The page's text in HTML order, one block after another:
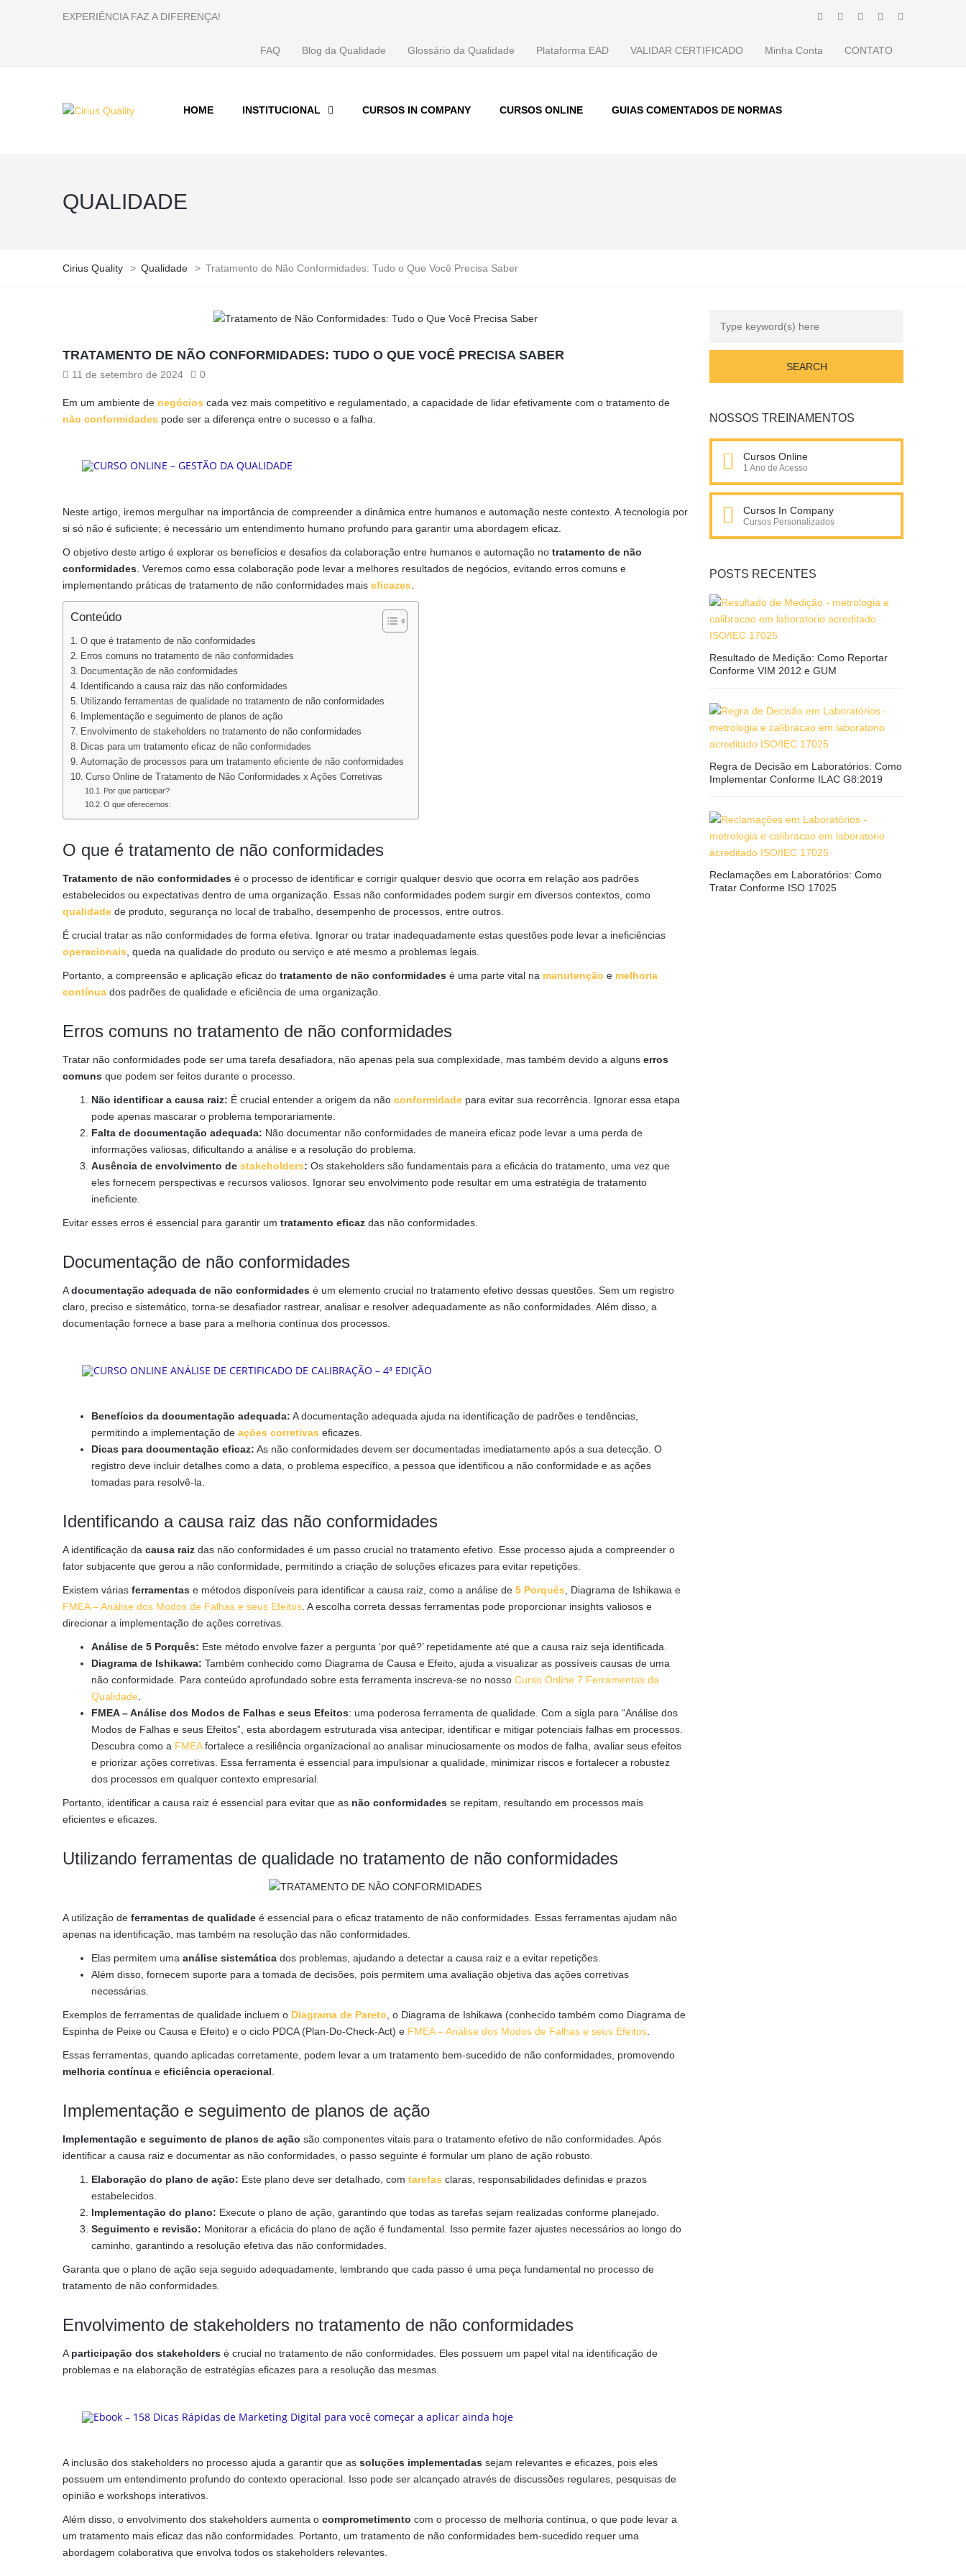
EXPERIÊNCIA FAZ A DIFERENÇA!
FAQ Blog da Qualidade Glossário da Qualidade Plataforma EAD VALIDAR CERTIFICADO Minha Conta CONTATO
HOME INSTITUCIONAL CURSOS IN COMPANY CURSOS ONLINE GUIAS COMENTADOS DE NORMAS
QUALIDADE
Cirius Quality > Qualidade > Tratamento de Não Conformidades: Tudo o Que Você Precisa Saber
TRATAMENTO DE NÃO CONFORMIDADES: TUDO O QUE VOCÊ PRECISA SABER
11 de setembro de 2024 0
Em um ambiente de negócios cada vez mais competitivo e regulamentado, a capacidade de lidar efetivamente com o tratamento de
não conformidades pode ser a diferença entre o sucesso e a falha.
Neste artigo, iremos mergulhar na importância de compreender a dinâmica entre humanos e automação neste contexto. A tecnologia por
si só não é suficiente; é necessário um entendimento humano profundo para garantir uma abordagem eficaz.
O objetivo deste artigo é explorar os benefícios e desafios da colaboração entre humanos e automação no tratamento de não
conformidades . Veremos como essa colaboração pode levar a melhores resultados de negócios, evitando erros comuns e
implementando práticas de tratamento de não conformidades mais eficazes
Conteúdo
O que é tratamento de não conformidades
Erros comuns no tratamento de não conformidades
Documentação de não conformidades
Identificando a causa raiz das não conformidades
Utilizando ferramentas de qualidade no tratamento de não conformidades
Implementação e seguimento de planos de ação
Envolvimento de stakeholders no tratamento de não conformidades
Dicas para um tratamento eficaz de não conformidades
Automação de processos para um tratamento eficiente de não conformidades
Curso Online de Tratamento de Não Conformidades x Ações Corretivas
Por que participar?
O que oferecemos:
O que é tratamento de não conformidades
Tratamento de não conformidades é o processo de identificar e corrigir qualquer desvio que ocorra em relação aos padrões
estabelecidos ou expectativas dentro de uma organização. Essas não conformidades podem surgir em diversos contextos, como
qualidade de produto, segurança no local de trabalho, desempenho de processos, entre outros.
É crucial tratar as não conformidades de forma efetiva. Ignorar ou tratar inadequadamente estas questões pode levar a ineficiências
operacionais , queda na qualidade do produto ou serviço e até mesmo a problemas legais.
Portanto, a compreensão e aplicação eficaz do tratamento de não conformidades é uma parte vital na manutenção e melhoria
contínua dos padrões de qualidade e eficiência de uma organização.
Erros comuns no tratamento de não conformidades
Tratar não conformidades pode ser uma tarefa desafiadora, não apenas pela sua complexidade, mas também devido a alguns erros
comuns que podem ser feitos durante o processo.
Não identificar a causa raiz: É crucial entender a origem da não conformidade para evitar sua recorrência. Ignorar essa etapa
pode apenas mascarar o problema temporariamente.
Falta de documentação adequada: Não documentar não conformidades de maneira eficaz pode levar a uma perda de
informações valiosas, dificultando a análise e a resolução do problema.
Ausência de envolvimento de stakeholders: Os stakeholders são fundamentais para a eficácia do tratamento, uma vez que
eles fornecem perspectivas e recursos valiosos. Ignorar seu envolvimento pode resultar em uma estratégia de tratamento
ineficiente.
Evitar esses erros é essencial para garantir um tratamento eficaz das não conformidades.
Documentação de não conformidades
Adocumentação adequada de não conformidades é um elemento crucial no tratamento efetivo dessas questões. Sem um registro
claro, preciso e sistemático, torna-se desafiador rastrear, analisar e resolver adequadamente as não conformidades. Além disso, a
documentação fornece a base para a melhoria contínua dos processos.
Benefícios da documentação adequada: A documentação adequada ajuda na identificação de padrões e tendências,
permitindo a implementação de ações corretivas eficazes.
Dicas para documentação eficaz: As não conformidades devem ser documentadas imediatamente após a sua detecção. O
registro deve incluir detalhes como a data, o problema específico, a pessoa que identificou a não conformidade e as ações
tomadas para resolvê-la.
Identificando a causa raiz das não conformidades
A identificação da causa raiz das não conformidades é um passo crucial no tratamento efetivo. Esse processo ajuda a compreender o
fator subjacente que gerou a não conformidade, permitindo a criação de soluções eficazes para evitar repetições.
Existem várias ferramentas e métodos disponíveis para identificar a causa raiz, como a análise de 5 Porquês , Diagrama de Ishikawa e
FMEA – Análise dos Modos de Falhas e seus Efeitos . A escolha correta dessas ferramentas pode proporcionar insights valiosos e
direcionar a implementação de ações corretivas.
Análise de 5 Porquês: Este método envolve fazer a pergunta ‘por quê?’ repetidamente até que a causa raiz seja identificada.
Diagrama de Ishikawa: Também conhecido como Diagrama de Causa e Efeito, ajuda a visualizar as possíveis causas de uma
não conformidade. Para conteúdo aprofundado sobre esta ferramenta inscreva-se no nosso Curso Online 7 Ferramentas da
Qualidade
FMEA – Análise dos Modos de Falhas e seus Efeitos: uma poderosa ferramenta de qualidade. Com a sigla para “Análise dos
Modos de Falhas e seus Efeitos”, esta abordagem estruturada visa antecipar, identificar e mitigar potenciais falhas em processos.
Descubra como a FMEAfortalece a resiliência organizacional ao analisar minuciosamente os modos de falha, avaliar seus efeitos
e priorizar ações corretivas. Essa ferramenta é essencial para impulsionar a qualidade, minimizar riscos e fortalecer a robustez
dos processos em qualquer contexto empresarial.
Portanto, identificar a causa raiz é essencial para evitar que as não conformidades se repitam, resultando em processos mais
eficientes e eficazes.
Utilizando ferramentas de qualidade no tratamento de não conformidades
A utilização de ferramentas de qualidade é essencial para o eficaz tratamento de não conformidades. Essas ferramentas ajudam não
apenas na identificação, mas também na resolução das não conformidades.
Elas permitem uma análise sistemática dos problemas, ajudando a detectar a causa raiz e a evitar repetições.
Além disso, fornecem suporte para a tomada de decisões, pois permitem uma avaliação objetiva das ações corretivas
necessárias.
Exemplos de ferramentas de qualidade incluem o Diagrama de Pareto , o Diagrama de Ishikawa (conhecido também como Diagrama de
Espinha de Peixe ou Causa e Efeito) e o ciclo PDCA (Plan-Do-Check-Act) e FMEA – Análise dos Modos de Falhas e seus Efeitos
Essas ferramentas, quando aplicadas corretamente, podem levar a um tratamento bem-sucedido de não conformidades, promovendo
melhoria contínua e eficiência operacional
Implementação e seguimento de planos de ação
Implementação e seguimento de planos de ação são componentes vitais para o tratamento efetivo de não conformidades. Após
identificar a causa raiz e documentar as não conformidades, o passo seguinte é formular um plano de ação robusto.
Elaboração do plano de ação: Este plano deve ser detalhado, com tarefas claras, responsabilidades definidas e prazos
estabelecidos.
Implementação do plano: Execute o plano de ação, garantindo que todas as tarefas sejam realizadas conforme planejado.
Seguimento e revisão: Monitorar a eficácia do plano de ação é fundamental. Isso permite fazer ajustes necessários ao longo do
caminho, garantindo a resolução efetiva das não conformidades.
Garanta que o plano de ação seja seguido adequadamente, lembrando que cada passo é uma peça fundamental no processo de
tratamento de não conformidades.
Envolvimento de stakeholders no tratamento de não conformidades
A participação dos stakeholders é crucial no tratamento de não conformidades. Eles possuem um papel vital na identificação de
problemas e na elaboração de estratégias eficazes para a resolução das mesmas.
A inclusão dos stakeholders no processo ajuda a garantir que as soluções implementadas sejam relevantes e eficazes, pois eles
possuem um entendimento profundo do contexto operacional. Isso pode ser alcançado através de discussões regulares, pesquisas de
opinião e workshops interativos.
Além disso, o envolvimento dos stakeholders aumenta o comprometimento com o processo de melhoria contínua, o que pode levar a
um tratamento mais eficaz das não conformidades. Portanto, um tratamento de não conformidades bem-sucedido requer uma
abordagem colaborativa que envolva todos os stakeholders relevantes.
NOSSOS TREINAMENTOS
Cursos Online
1 Ano de Acesso
Cursos In Company
Cursos Personalizados
POSTS RECENTES
Resultado de Medição: Como Reportar
Conforme VIM 2012 e GUM
Regra de Decisão em Laboratórios: Como
Implementar Conforme ILAC G8:2019
Reclamações em Laboratórios: Como
Tratar Conforme ISO 17025